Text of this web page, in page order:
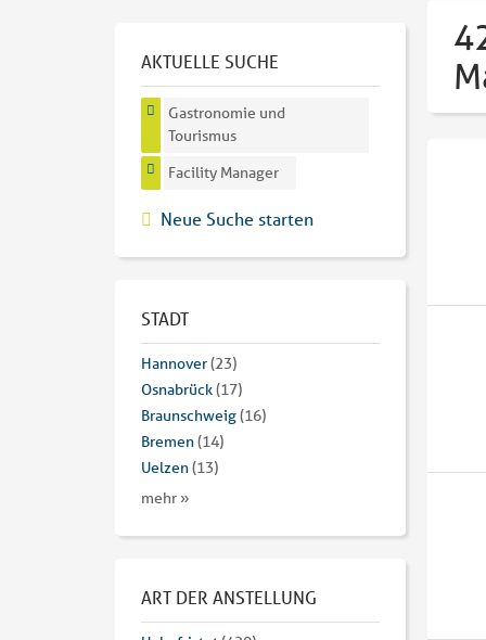
AKTUELLE SUCHE
Gastronomie und
Tourismus
Facility Manager
Neue Suche starten
STADT
Hannover(23)
Osnabrück(17)
Braunschweig(16)
Bremen(14)
Uelzen(13)
mehr »
ART DER ANSTELLUNG